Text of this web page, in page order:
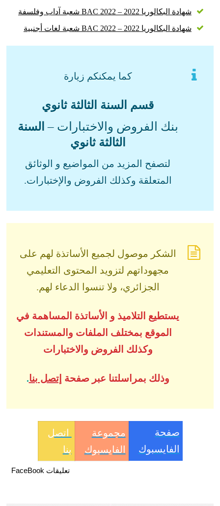
شهادة البكالوريا 2022 – BAC 2022 شعبة آداب وفلسفة
شهادة البكالوريا 2022 – BAC 2022 شعبة لغات أجنبية
كما يمكنكم زيارة
قسم السنة الثالثة ثانوي
بنك الفروض والاختبارات – السنة
الثالثة ثانوي
لتصفح المزيد من المواضيع و الوثائق
المتعلقة وكذلك الفروض والإختبارات.
الشكر موصول لجميع الأساتذة لهم على
مجهوداتهم لتزويد المحتوى التعليمي
الجزائري، ولا تنسوا الدعاء لهم.
يستطيع التلاميذ و الأساتذة المساهمة في
الموقع بمختلف الملفات والمستندات
وكذلك الفروض والاختبارات
وذلك بمراسلتنا عبر صفحة إتصل بنا.
صفحة
الفايسبوك
مجموعة
الفايسبوك
اتصل
بنا
تعليقات FaceBook